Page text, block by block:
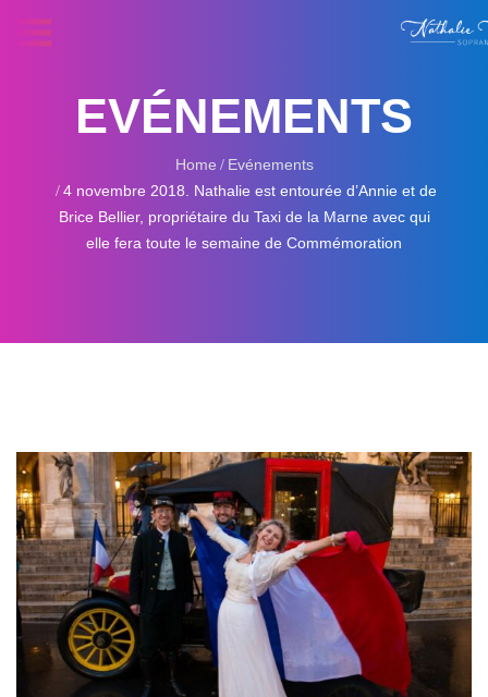
EVÉNEMENTS
Home
Evénements
4 novembre 2018. Nathalie est entourée d’Annie et de
Brice Bellier, propriétaire du Taxi de la Marne avec qui
elle fera toute le semaine de Commémoration